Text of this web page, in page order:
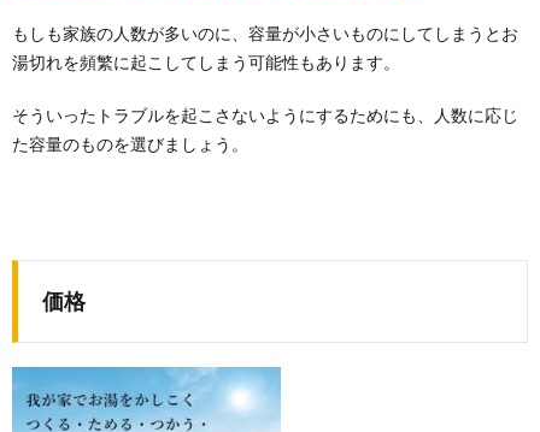
もしも家族の人数が多いのに、容量が小さいものにしてしまうとお
湯切れを頻繁に起こしてしまう可能性もあります。
そういったトラブルを起こさないようにするためにも、人数に応じ
た容量のものを選びましょう。
価格